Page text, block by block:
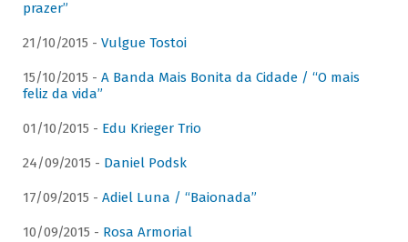
prazer”
21/10/2015 - Vulgue Tostoi
15/10/2015 - A Banda Mais Bonita da Cidade / “O mais
feliz da vida”
01/10/2015 - Edu Krieger Trio
24/09/2015 - Daniel Podsk
17/09/2015 - Adiel Luna / “Baionada”
10/09/2015 - Rosa Armorial